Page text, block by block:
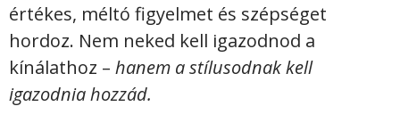
értékes, méltó figyelmet és szépséget
hordoz. Nem neked kell igazodnod a
kínálathoz – hanem a stílusodnak kell
igazodnia hozzád.